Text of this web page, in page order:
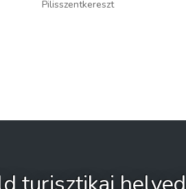
Pilisszentkereszt